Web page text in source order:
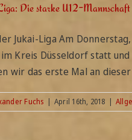
Die starke U12-Mannschaft
Jukai-Liga Am
Kreis Düsseldorf statt
wir das erste Mal an
Fuchs | April 16th, 2018 |